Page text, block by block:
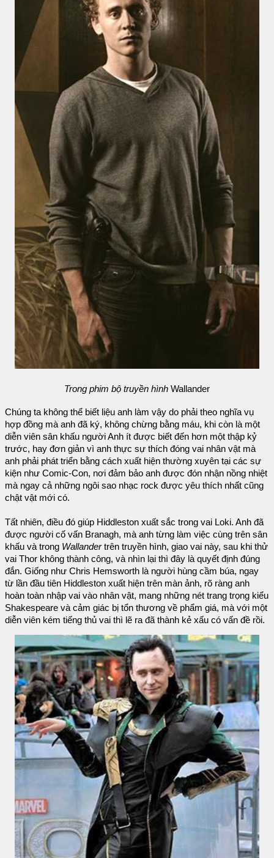
Trong phim bộ truyền hình Wallander
Chúng ta không thể biết liệu anh làm vậy do phải theo nghĩa vụ
hợp đồng mà anh đã ký, không chừng bằng máu, khi còn là một
diễn viên sân khấu người Anh ít được biết đến hơn một thập kỷ
trước, hay đơn giản vì anh thực sự thích đóng vai nhân vật mà
anh phải phát triển bằng cách xuất hiện thường xuyên tại các sự
kiện như Comic-Con, nơi đảm bảo anh được đón nhận nồng nhiệt
mà ngay cả những ngôi sao nhạc rock được yêu thích nhất cũng
chật vật mới có.
Tất nhiên, điều đó giúp Hiddleston xuất sắc trong vai Loki. Anh đã
được người cố vấn Branagh, mà anh từng làm việc cùng trên sân
khấu và trong Wallandertrên truyền hình, giao vai này, sau khi thử
vai Thor không thành công, và nhìn lại thì đây là quyết định đúng
đắn. Giống như Chris Hemsworth là người hùng cầm búa, ngay
từ lần đầu tiên Hiddleston xuất hiện trên màn ảnh, rõ ràng anh
hoàn toàn nhập vai vào nhân vật, mang những nét trang trọng kiểu
Shakespeare và cảm giác bị tổn thương về phẩm giá, mà với một
diễn viên kém tiếng thủ vai thì lẽ ra đã thành kẻ xấu có vấn đề rồi.